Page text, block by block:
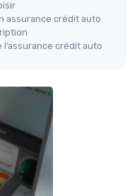
assurance crédit auto
crédit auto